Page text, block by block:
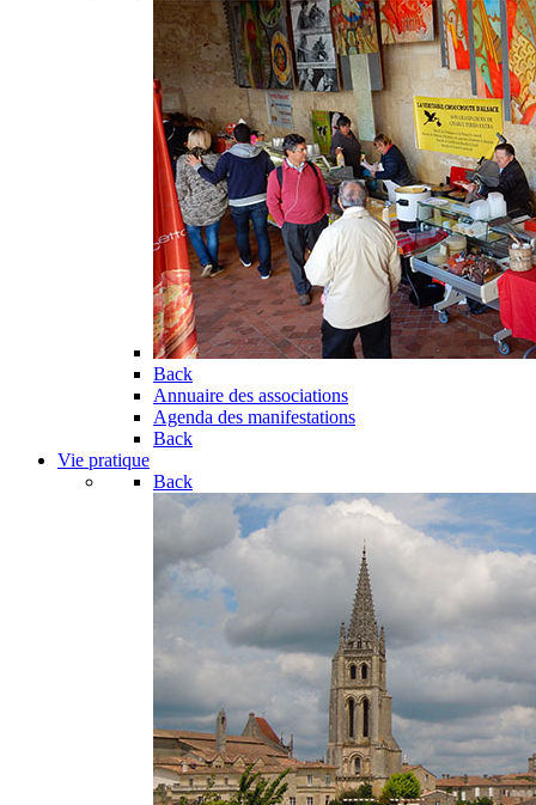
Back
Annuaire des associations
Agenda des manifestations
Back
Vie pratique
Back